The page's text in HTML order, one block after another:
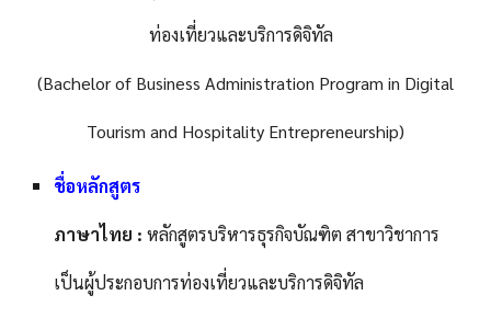
ท่องเที่ยวและบริการดิจิทัล
(Bachelor of Business Administration Program in Digital
Tourism and Hospitality Entrepreneurship)
ชื่อหลักสูตร
ภาษาไทย :หลักสูตรบริหารธุรกิจบัณฑิต สาขาวิชาการ
เป็นผู้ประกอบการท่องเที่ยวและบริการดิจิทัล